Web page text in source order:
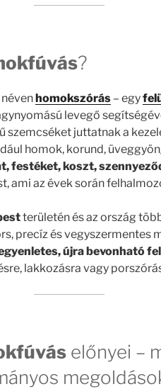
?
homokszórás – egy
levegő
szemcséket juttatnak a
homok, korund,
festéket, koszt,
ami az évek során
területén és az ország
precíz és vegyszermentes
újra bevonható
lakkozásra vagy
előnyei –